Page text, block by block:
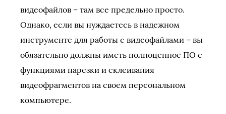
видеофайлов – там все предельно просто.
Однако, если вы нуждаетесь в надежном
инструменте для работы с видеофайлами – вы
обязательно должны иметь полноценное ПО с
функциями нарезки и склеивания
видеофрагментов на своем персональном
компьютере.